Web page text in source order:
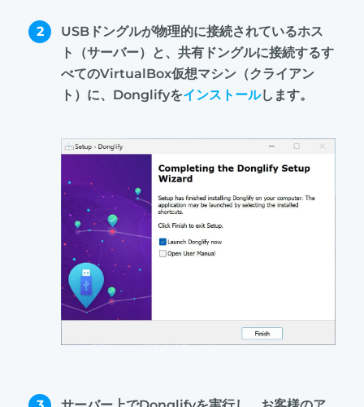
2
USBドングルが物理的に接続されているホス
ト（サーバー）と、共有ドングルに接続するす
べてのVirtualBox仮想マシン（クライアン
ト）に、Donglifyをインストールします。